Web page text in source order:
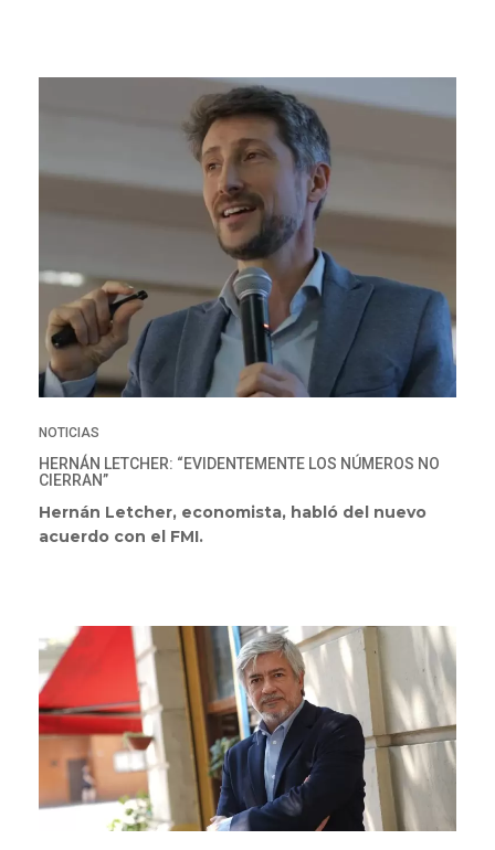
NOTICIAS
HERNÁN LETCHER: “EVIDENTEMENTE LOS NÚMEROS NO
CIERRAN”
Hernán Letcher, economista, habló del nuevo
acuerdo con el FMI.